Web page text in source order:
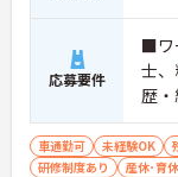
応募要件
■ワ
士
歴
車通勤可 未経験OK
研修制度あり
産休･育